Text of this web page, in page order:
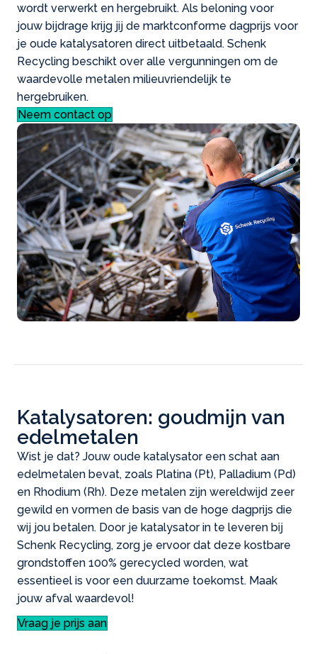
wordt verwerkt en hergebruikt. Als beloning voor
jouw bijdrage krijg jij de marktconforme dagprijs voor
je oude katalysatoren direct uitbetaald. Schenk
Recycling beschikt over alle vergunningen om de
waardevolle metalen milieuvriendelijk te
hergebruiken.
Neem contact op
Katalysatoren: goudmijn van
edelmetalen
Wist je dat? Jouw oude katalysator een schat aan
edelmetalen bevat, zoals Platina (Pt), Palladium (Pd)
en Rhodium (Rh). Deze metalen zijn wereldwijd zeer
gewild en vormen de basis van de hoge dagprijs die
wij jou betalen. Door je katalysator in te leveren bij
Schenk Recycling, zorg je ervoor dat deze kostbare
grondstoffen 100% gerecycled worden, wat
essentieel is voor een duurzame toekomst. Maak
jouw afval waardevol!
Vraag je prijs aan